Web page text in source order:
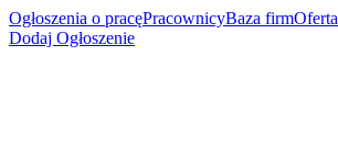
Ogłoszenia o pracęPracownicyBaza firmOferta
Dodaj Ogłoszenie